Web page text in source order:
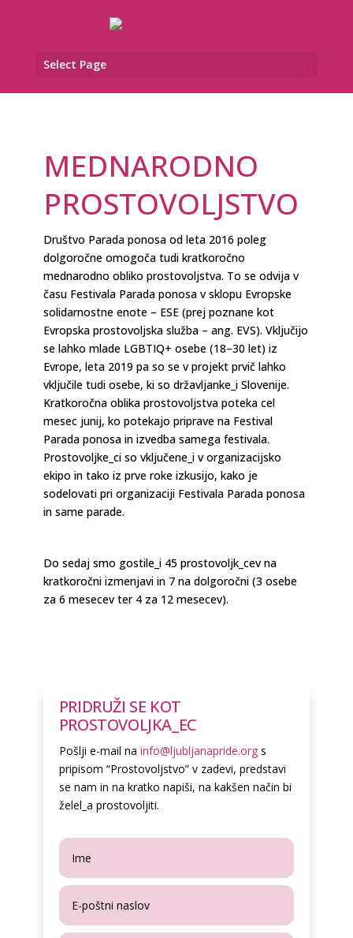
Select Page
MEDNARODNO
PROSTOVOLJSTVO
Društvo Parada ponosa od leta 2016 poleg
dolgoročne omogoča tudi kratkoročno
mednarodno obliko prostovoljstva. To se odvija v
času Festivala Parada ponosa v sklopu Evropske
solidarnostne enote – ESE (prej poznane kot
Evropska prostovoljska služba – ang. EVS). Vključijo
se lahko mlade LGBTIQ+ osebe (18–30 let) iz
Evrope, leta 2019 pa so se v projekt prvič lahko
vključile tudi osebe, ki so državljanke_i Slovenije.
Kratkoročna oblika prostovoljstva poteka cel
mesec junij, ko potekajo priprave na Festival
Parada ponosa in izvedba samega festivala.
Prostovoljke_ci so vključene_i v organizacijsko
ekipo in tako iz prve roke izkusijo, kako je
sodelovati pri organizaciji Festivala Parada ponosa
in same parade.
Do sedaj smo gostile_i 45 prostovoljk_cev na
kratkoročni izmenjavi in 7 na dolgoročni (3 osebe
za 6 mesecev ter 4 za 12 mesecev).
PRIDRUŽI SE KOT
PROSTOVOLJKA_EC
Pošlji e-mail na info@ljubljanapride.orgs
pripisom “Prostovoljstvo” v zadevi, predstavi
se nam in na kratko napiši, na kakšen način bi
želel_a prostovoljiti.